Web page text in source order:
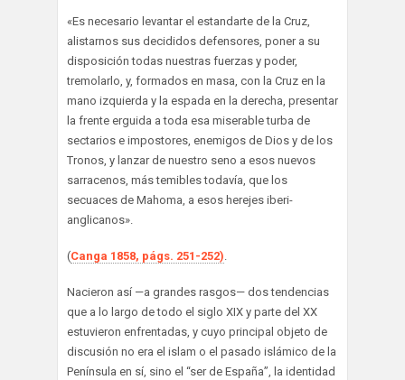
«Es necesario levantar el estandarte de la Cruz,
alistarnos sus decididos defensores, poner a su
disposición todas nuestras fuerzas y poder,
tremolarlo, y, formados en masa, con la Cruz en la
mano izquierda y la espada en la derecha, presentar
la frente erguida a toda esa miserable turba de
sectarios e impostores, enemigos de Dios y de los
Tronos, y lanzar de nuestro seno a esos nuevos
sarracenos, más temibles todavía, que los
secuaces de Mahoma, a esos herejes iberi-
anglicanos».
(Canga 1858, págs. 251-252).
Nacieron así —a grandes rasgos— dos tendencias
que a lo largo de todo el siglo XIX y parte del XX
estuvieron enfrentadas, y cuyo principal objeto de
discusión no era el islam o el pasado islámico de la
Península en sí, sino el “ser de España”, la identidad